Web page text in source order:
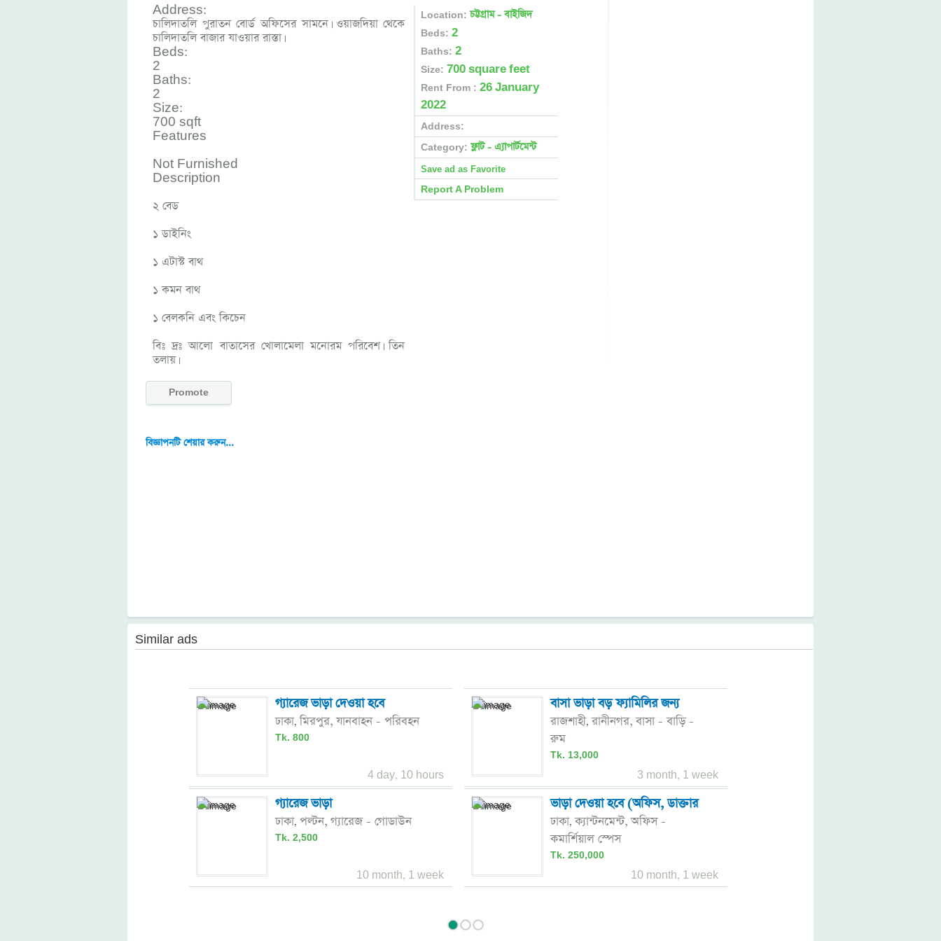
Address:
চালিদাতলি পুরাতন বোর্ড অফিসের সামনে। ওয়াজদিয়া থেকে
চালিদাতলি বাজার যাওয়ার রাস্তা।
Beds:
2
Baths:
2
Size:
700 sqft
Features
Not Furnished
Description
২ বেড
১ ডাইনিং
১ এটাস্ট বাথ
১ কমন বাথ
১ বেলকনি এবং কিচেন
বিঃ দ্রঃ আলো বাতাসের খোলামেলা মনোরম পরিবেশ। তিন
তলায়।
Location: চট্টগ্রাম - বাইজিদ
Beds: 2
Baths: 2
Size: 700 square feet
Rent From : 26 January
2022
Address:
Category:ফ্লাট - এ্যাপার্টমেন্ট
Report A Problem
Promote
বিজ্ঞাপনটি শেয়ার করুন...
Similar ads
গ্যারেজ ভাড়া দেওয়া হবে
ঢাকা, মিরপুর, যানবাহন - পরিবহন
Tk. 800
4 day, 10 hours
বাসা ভাড়া বড় ফ্যামিলির জন্য
রাজশাহী, রানীনগর,বাসা - বাড়ি -
রুম
Tk. 13,000
3 month, 1 week
গ্যারেজ ভাড়া
ঢাকা, পল্টন, গ্যারেজ - গোডাউন
Tk. 2,500
10 month, 1 week
ভাড়া দেওয়া হবে (অফিস, ডাক্তার
ঢাকা, ক্যান্টনমেন্ট,অফিস -
কমার্শিয়াল স্পেস
Tk. 250,000
10 month, 1 week